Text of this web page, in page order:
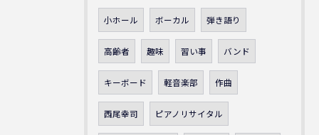
小ホール ボーカル 弾き語り
高齢者 趣味 習い事 バンド
キーボード 軽音楽部 作曲
西尾幸司 ピアノリサイタル